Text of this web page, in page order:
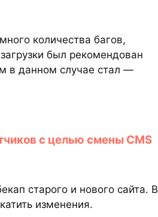
количества багов,
был рекомендован
в данном случае стал —
с целью смены CMS
старого и нового сайта. В
изменения.